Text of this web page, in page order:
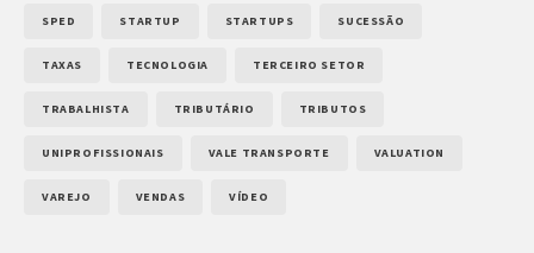
SPED STARTUP STARTUPS SUCESSÃO
TAXAS TECNOLOGIA TERCEIRO SETOR
TRABALHISTA TRIBUTÁRIO TRIBUTOS
UNIPROFISSIONAIS VALE TRANSPORTE VALUATION
VAREJO VENDAS VÍDEO